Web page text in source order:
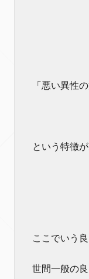
「悪い異性
という特徴が
ここでいう
世間一般の